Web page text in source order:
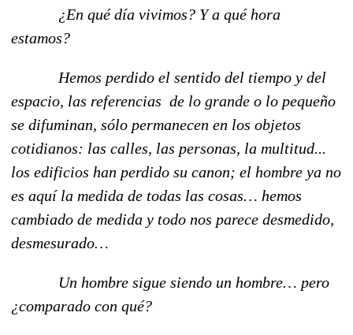
¿En qué día vivimos? Y a qué hora
estamos?
Hemos perdido el sentido del tiempo y del
espacio, las referencias de lo grande o lo pequeño
se difuminan, sólo permanecen en los objetos
cotidianos: las calles, las personas, la multitud...
los edificios han perdido su canon; el hombre ya no
es aquí la medida de todas las cosas… hemos
cambiado de medida y todo nos parece desmedido,
desmesurado…
Un hombre sigue siendo un hombre… pero
¿comparado con qué?